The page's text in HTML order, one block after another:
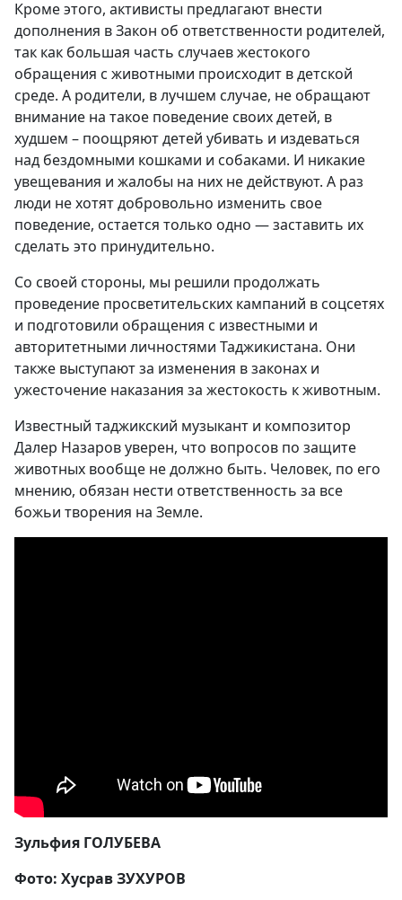
Кроме этого, активисты предлагают внести
дополнения в Закон об ответственности родителей,
так как большая часть случаев жестокого
обращения с животными происходит в детской
среде. А родители, в лучшем случае, не обращают
внимание на такое поведение своих детей, в
худшем – поощряют детей убивать и издеваться
над бездомными кошками и собаками. И никакие
увещевания и жалобы на них не действуют. А раз
люди не хотят добровольно изменить свое
поведение, остается только одно — заставить их
сделать это принудительно.
Со своей стороны, мы решили продолжать
проведение просветительских кампаний в соцсетях
и подготовили обращения с известными и
авторитетными личностями Таджикистана. Они
также выступают за изменения в законах и
ужесточение наказания за жестокость к животным.
Известный таджикский музыкант и композитор
Далер Назаров уверен, что вопросов по защите
животных вообще не должно быть. Человек, по его
мнению, обязан нести ответственность за все
божьи творения на Земле.
Зульфия ГОЛУБЕВА
Фото: Хусрав ЗУХУРОВ